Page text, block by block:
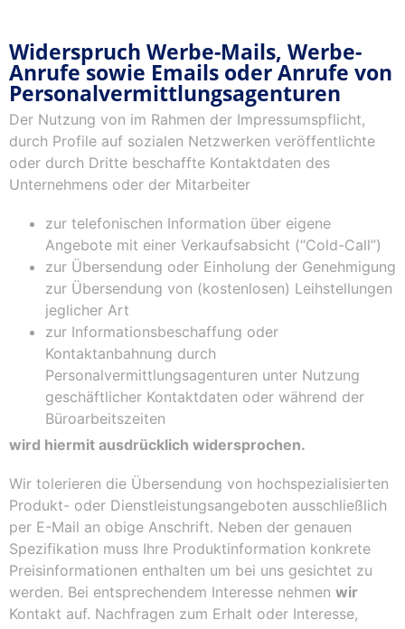
Widerspruch Werbe-Mails, Werbe-
Anrufe sowie Emails oder Anrufe von
Personalvermittlungsagenturen
Der Nutzung von im Rahmen der Impressumspflicht,
durch Profile auf sozialen Netzwerken veröffentlichte
oder durch Dritte beschaffte Kontaktdaten des
Unternehmens oder der Mitarbeiter
zur telefonischen Information über eigene
Angebote mit einer Verkaufsabsicht (“Cold-Call”)
zur Übersendung oder Einholung der Genehmigung
zur Übersendung von (kostenlosen) Leihstellungen
jeglicher Art
zur Informationsbeschaffung oder
Kontaktanbahnung durch
Personalvermittlungsagenturen unter Nutzung
geschäftlicher Kontaktdaten oder während der
Büroarbeitszeiten
wird hiermit ausdrücklich widersprochen.
Wir tolerieren die Übersendung von hochspezialisierten
Produkt- oder Dienstleistungsangeboten ausschließlich
per E-Mail an obige Anschrift. Neben der genauen
Spezifikation muss Ihre Produktinformation konkrete
Preisinformationen enthalten um bei uns gesichtet zu
werden. Bei entsprechendem Interesse nehmen wir
Kontakt auf. Nachfragen zum Erhalt oder Interesse,